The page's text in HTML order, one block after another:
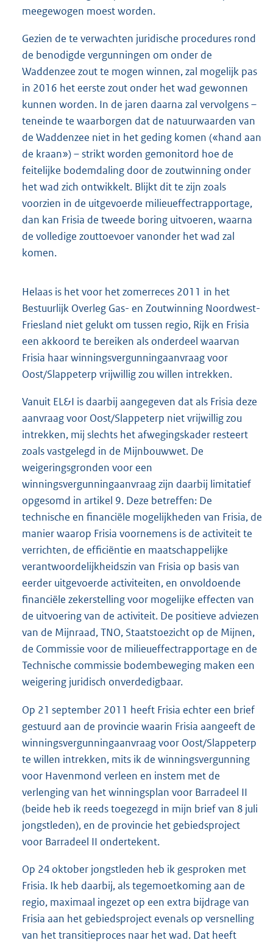
meegewogen moest worden.
Gezien de te verwachten juridische procedures rond
de benodigde vergunningen om onder de
Waddenzee zout te mogen winnen, zal mogelijk pas
in 2016 het eerste zout onder het wad gewonnen
kunnen worden. In de jaren daarna zal vervolgens –
teneinde te waarborgen dat de natuurwaarden van
de Waddenzee niet in het geding komen («hand aan
de kraan») – strikt worden gemonitord hoe de
feitelijke bodemdaling door de zoutwinning onder
het wad zich ontwikkelt. Blijkt dit te zijn zoals
voorzien in de uitgevoerde milieueffectrapportage,
dan kan Frisia de tweede boring uitvoeren, waarna
de volledige zouttoevoer vanonder het wad zal
komen.
Helaas is het voor het zomerreces 2011 in het
Bestuurlijk Overleg Gas- en Zoutwinning Noordwest-
Friesland niet gelukt om tussen regio, Rijk en Frisia
een akkoord te bereiken als onderdeel waarvan
Frisia haar winningsvergunningaanvraag voor
Oost/Slappeterp vrijwillig zou willen intrekken.
Vanuit EL&I is daarbij aangegeven dat als Frisia deze
aanvraag voor Oost/Slappeterp niet vrijwillig zou
intrekken, mij slechts het afwegingskader resteert
zoals vastgelegd in de Mijnbouwwet. De
weigeringsgronden voor een
winningsvergunningaanvraag zijn daarbij limitatief
opgesomd in artikel 9. Deze betreffen: De
technische en financiële mogelijkheden van Frisia, de
manier waarop Frisia voornemens is de activiteit te
verrichten, de efficiëntie en maatschappelijke
verantwoordelijkheidszin van Frisia op basis van
eerder uitgevoerde activiteiten, en onvoldoende
financiële zekerstelling voor mogelijke effecten van
de uitvoering van de activiteit. De positieve adviezen
van de Mijnraad, TNO, Staatstoezicht op de Mijnen,
de Commissie voor de milieueffectrapportage en de
Technische commissie bodembeweging maken een
weigering juridisch onverdedigbaar.
Op 21 september 2011 heeft Frisia echter een brief
gestuurd aan de provincie waarin Frisia aangeeft de
winningsvergunningaanvraag voor Oost/Slappeterp
te willen intrekken, mits ik de winningsvergunning
voor Havenmond verleen en instem met de
verlenging van het winningsplan voor Barradeel II
(beide heb ik reeds toegezegd in mijn brief van 8 juli
jongstleden), en de provincie het gebiedsproject
voor Barradeel II ondertekent.
Op 24 oktober jongstleden heb ik gesproken met
Frisia. Ik heb daarbij, als tegemoetkoming aan de
regio, maximaal ingezet op een extra bijdrage van
Frisia aan het gebiedsproject evenals op versnelling
van het transitieproces naar het wad. Dat heeft